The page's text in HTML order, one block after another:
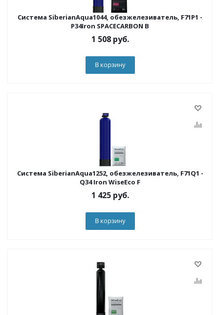
Система SiberianAqua1044, обезжелезиватель, F71P1 -
P34Iron SPACECARBON B
1 508руб.
В корзину
Система SiberianAqua1252, обезжелезиватель, F71Q1 -
Q34 Iron WiseEco F
1 425руб.
В корзину